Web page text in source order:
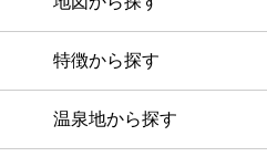
特徴から探す
温泉地から探す